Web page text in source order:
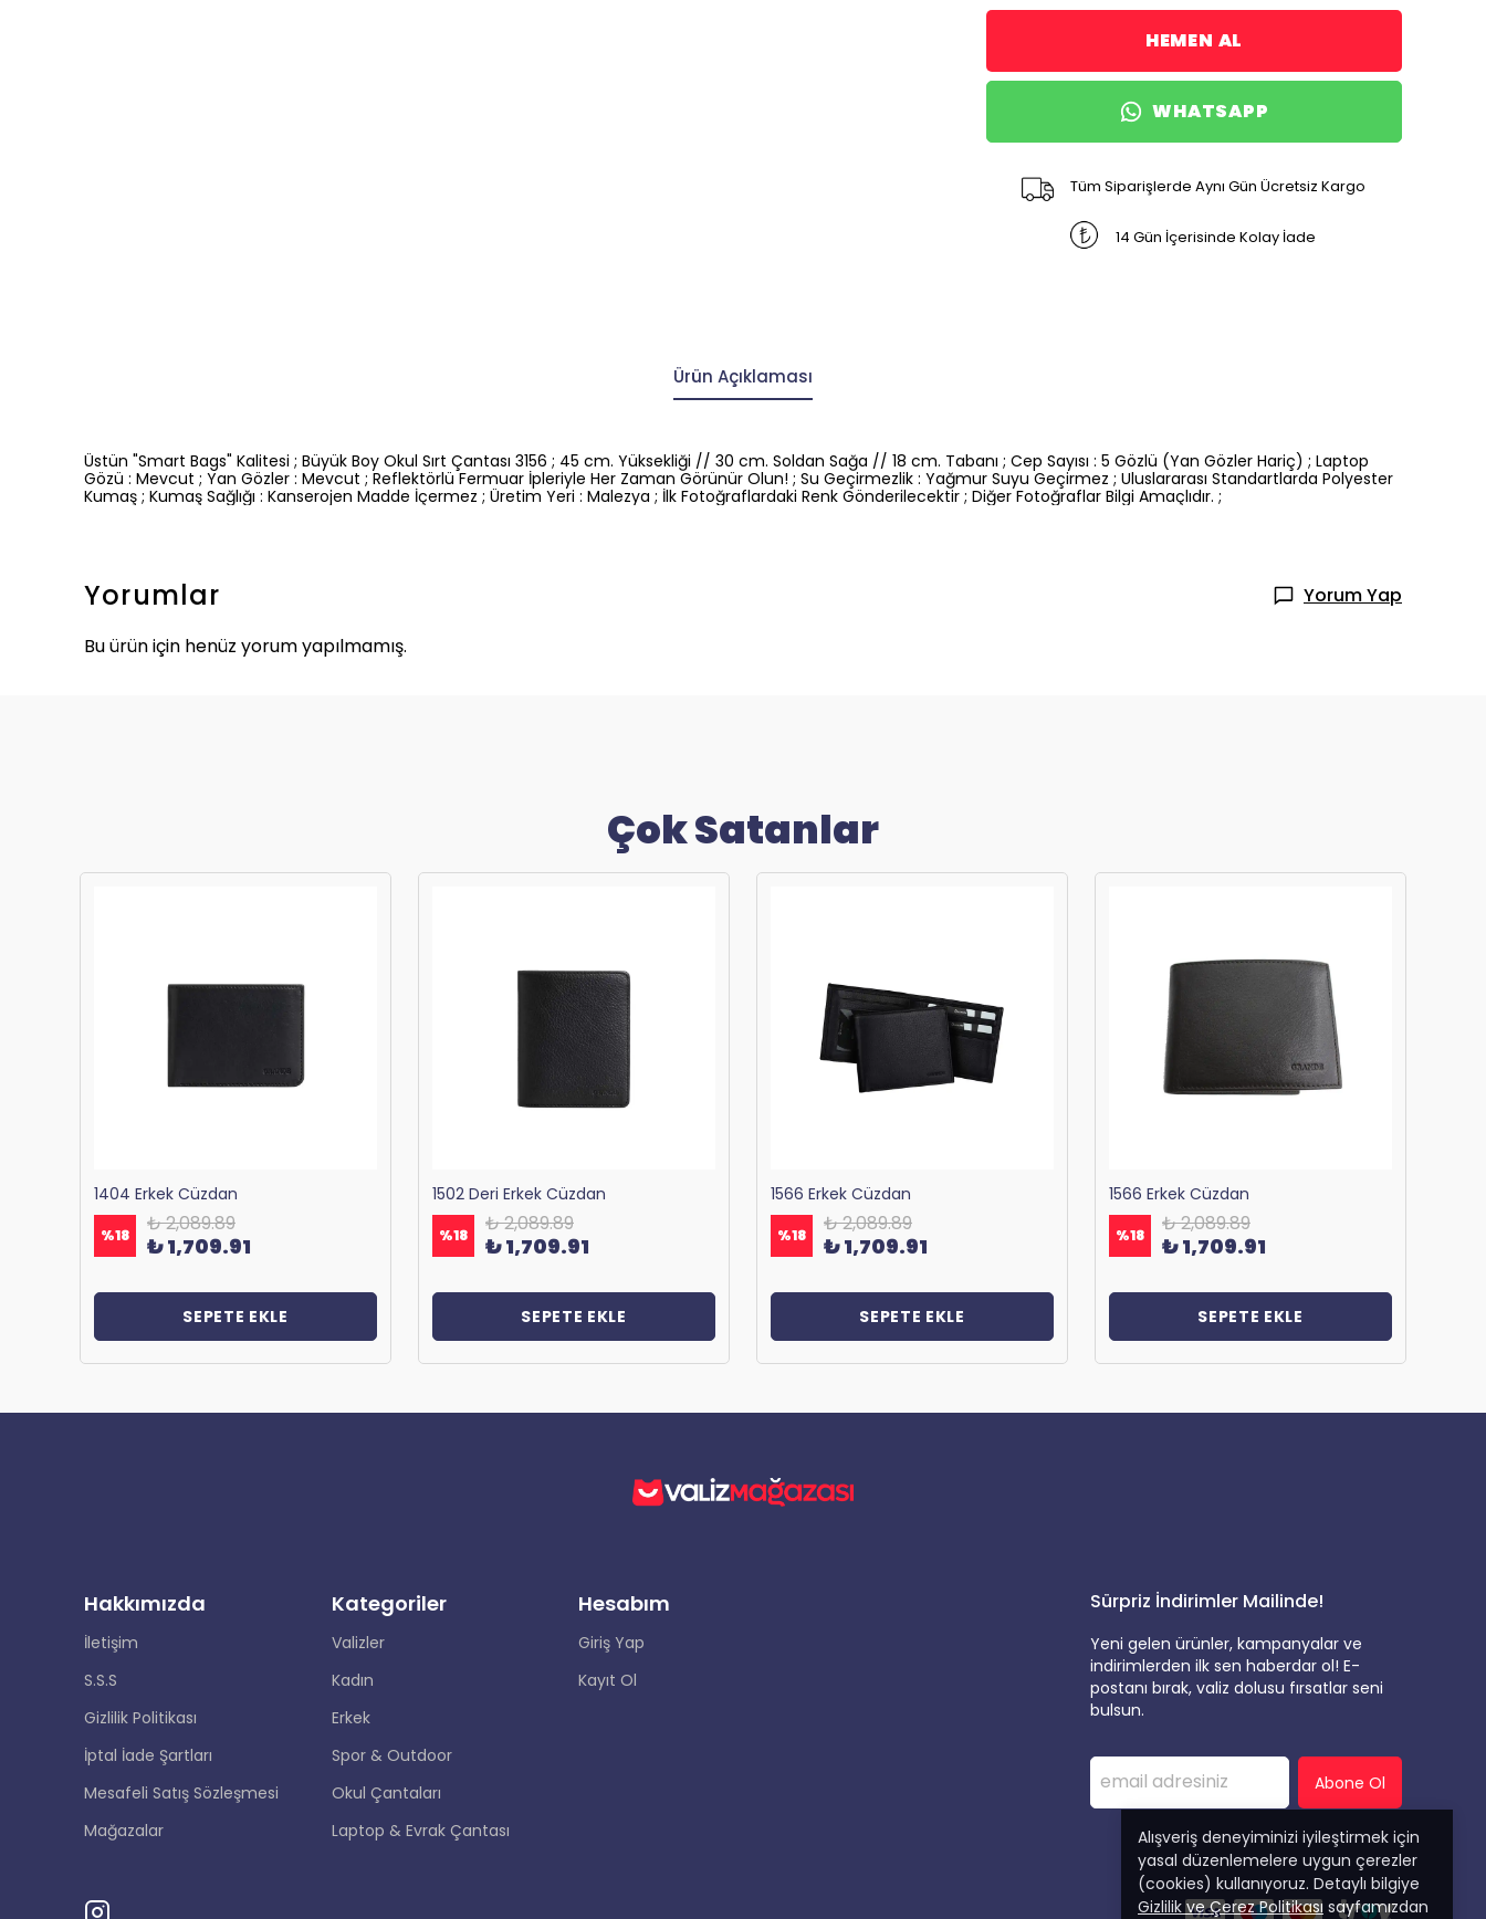
Alışveriş deneyiminizi iyileştirmek için
yasal düzenlemelere uygun çerezler
(cookies) kullanıyoruz. Detaylı bilgiye
Gizlilik ve Çerez Politikası sayfamızdan
HEMEN AL
WHATSAPP
Tüm Siparişlerde Aynı Gün Ücretsiz Kargo
14 Gün İçerisinde Kolay İade
Ürün Açıklaması
Üstün "Smart Bags" Kalitesi ; Büyük Boy Okul Sırt Çantası 3156 ; 45 cm. Yüksekliği // 30 cm. Soldan Sağa // 18 cm. Tabanı ; Cep Sayısı : 5 Gözlü (Yan Gözler Hariç) ; Laptop
Gözü : Mevcut ; Yan Gözler : Mevcut ; Reflektörlü Fermuar İpleriyle Her Zaman Görünür Olun! ; Su Geçirmezlik : Yağmur Suyu Geçirmez ; Uluslararası Standartlarda Polyester
Kumaş ; Kumaş Sağlığı : Kanserojen Madde İçermez ; Üretim Yeri : Malezya ; İlk Fotoğraflardaki Renk Gönderilecektir ; Diğer Fotoğraflar Bilgi Amaçlıdır. ;
Yorumlar
Yorum Yap
Bu ürün için henüz yorum yapılmamış.
Çok Satanlar
1404 Erkek Cüzdan
%18 ₺ 2,089.89
₺ 1,709.91
SEPETE EKLE
1502 Deri Erkek Cüzdan
%18 ₺ 2,089.89
₺ 1,709.91
SEPETE EKLE
1566 Erkek Cüzdan
%18 ₺ 2,089.89
₺ 1,709.91
SEPETE EKLE
1566 Erkek Cüzdan
%18 ₺ 2,089.89
₺ 1,709.91
SEPETE EKLE
Hakkımızda
İletişim
S.S.S
Gizlilik Politikası
İptal İade Şartları
Mesafeli Satış Sözleşmesi
Mağazalar
Kategoriler
Valizler
Kadın
Erkek
Spor & Outdoor
Okul Çantaları
Laptop & Evrak Çantası
Hesabım
Giriş Yap
Kayıt Ol
Sürpriz İndirimler Mailinde!
Yeni gelen ürünler, kampanyalar ve
indirimlerden ilk sen haberdar ol! E-
postanı bırak, valiz dolusu fırsatlar seni
bulsun.
Abone Ol